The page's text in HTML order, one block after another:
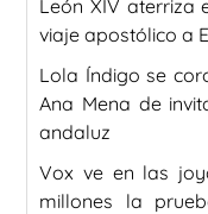
León XIV aterriza
viaje apostólico a
Lola Índigo se
Ana Mena de
andaluz
Vox ve en las
millones la